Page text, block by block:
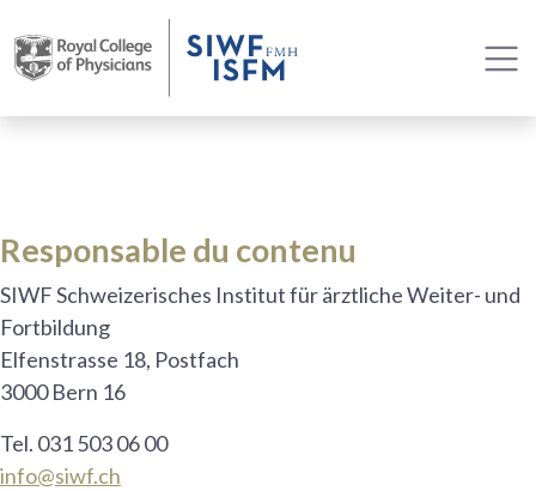
Responsable du contenu
SIWF Schweizerisches Institut für ärztliche Weiter- und
Fortbildung
Elfenstrasse 18, Postfach
3000 Bern 16
Tel. 031 503 06 00
info@siwf.ch